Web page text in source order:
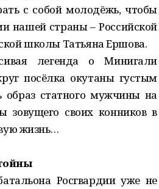
с собой молодёжь, чтобы
нашей страны – Российской
школы Татьяна Ершова.
легенда о Минигали
посёлка окутаны густым
образ статного мужчины на
зовущего своих конников в
жизнь…
Росгвардии уже не